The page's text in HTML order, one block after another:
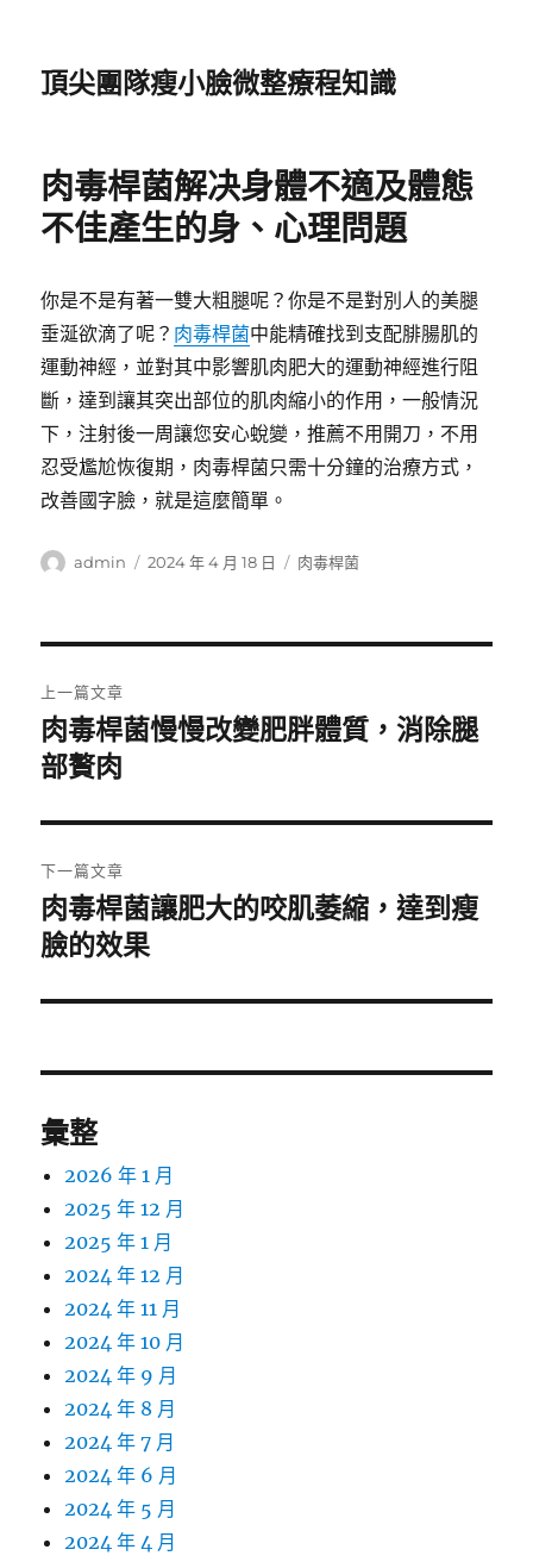
頂尖團隊瘦小臉微整療程知識
肉毒桿菌解决身體不適及體態
不佳產生的身、心理問題
你是不是有著一雙大粗腿呢？你是不是對別人的美腿
垂涎欲滴了呢？ 肉毒桿菌中能精確找到支配腓腸肌的
運動神經，並對其中影響肌肉肥大的運動神經進行阻
斷，達到讓其突出部位的肌肉縮小的作用，一般情況
下，注射後一周讓您安心蛻變，推薦不用開刀，不用
忍受尷尬恢復期，肉毒桿菌只需十分鐘的治療方式，
改善國字臉，就是這麼簡單。
作
admin
發
2024 年 4 月 18 日
分
肉毒桿菌
章
導
覽
上一篇文章
上
一
文
章:
肉毒桿菌慢慢改變肥胖體質，消除腿
部贅肉
下一篇文章
下
一
文
肉毒桿菌讓肥大的咬肌萎縮，達到瘦
臉的效果
彙整
2026 年 1 月
2025 年 12 月
2025 年 1 月
2024 年 12 月
2024 年 11 月
2024 年 10 月
2024 年 9 月
2024 年 8 月
2024 年 7 月
2024 年 6 月
2024 年 5 月
2024 年 4 月